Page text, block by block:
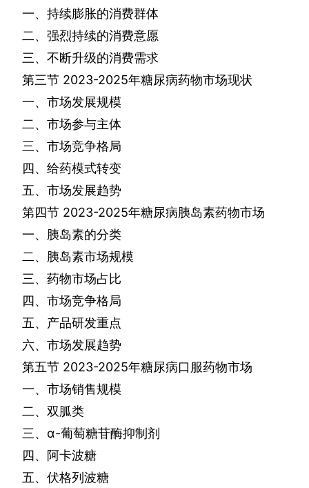
一、持续膨胀的消费群体
二、强烈持续的消费意愿
三、不断升级的消费需求
第三节 2023-2025年糖尿病药物市场现状
一、市场发展规模
二、市场参与主体
三、市场竞争格局
四、给药模式转变
五、市场发展趋势
第四节 2023-2025年糖尿病胰岛素药物市场
一、胰岛素的分类
二、胰岛素市场规模
三、药物市场占比
四、市场竞争格局
五、产品研发重点
六、市场发展趋势
第五节 2023-2025年糖尿病口服药物市场
一、市场销售规模
二、双胍类
三、α-葡萄糖苷酶抑制剂
四、阿卡波糖
五、伏格列波糖